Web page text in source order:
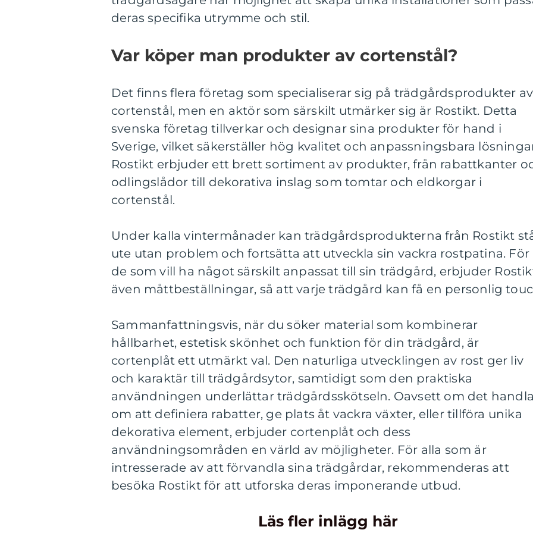
deras specifika utrymme och stil.
Var köper man produkter av cortenstål?
Det finns flera företag som specialiserar sig på trädgårdsprodukter av
cortenstål, men en aktör som särskilt utmärker sig är Rostikt. Detta
svenska företag tillverkar och designar sina produkter för hand i
Sverige, vilket säkerställer hög kvalitet och anpassningsbara
Rostikt erbjuder ett brett sortiment av produkter, från rabattkanter
odlingslådor till dekorativa inslag som tomtar och eldkorgar i
cortenstål.
Under kalla vintermånader kan trädgårdsprodukterna från Rostikt
ute utan problem och fortsätta att utveckla sin vackra rostpatina. För
de som vill ha något särskilt anpassat till sin trädgård, erbjuder
även måttbeställningar, så att varje trädgård kan få en personlig
Sammanfattningsvis, när du söker material som kombinerar
hållbarhet, estetisk skönhet och funktion för din trädgård, är
cortenplåt ett utmärkt val. Den naturliga utvecklingen av rost ger liv
och karaktär till trädgårdsytor, samtidigt som den praktiska
användningen underlättar trädgårdsskötseln. Oavsett om det
om att definiera rabatter, ge plats åt vackra växter, eller tillföra unika
dekorativa element, erbjuder cortenplåt och dess
användningsområden en värld av möjligheter. För alla som är
intresserade av att förvandla sina trädgårdar, rekommenderas att
besöka Rostikt för att utforska deras imponerande utbud.
Läs fler inlägg här